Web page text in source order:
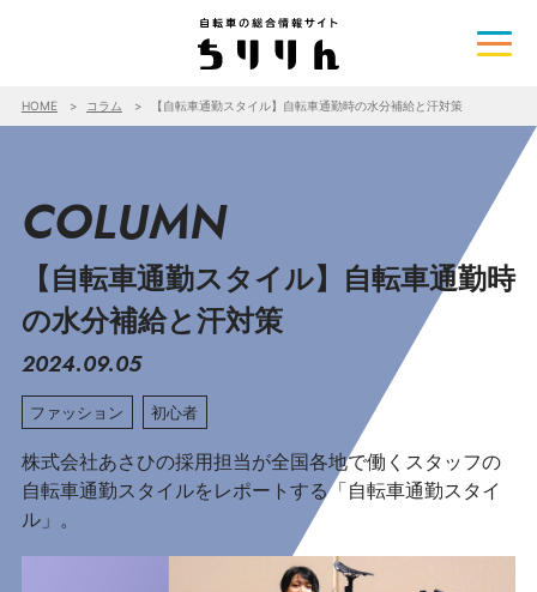
HOME コラム 【自転車通勤スタイル】自転車通勤時の水分補給と汗対策
COLUMN
【自転車通勤スタイル】自転車通勤時
の水分補給と汗対策
2024.09.05
ファッション 初心者
株式会社あさひの採用担当が全国各地で働くスタッフの
自転車通勤スタイルをレポートする「自転車通勤スタイ
ル」。